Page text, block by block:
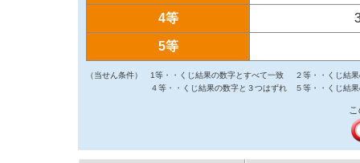
4等
5等
（当せん条件） 1等・・くじ結果の数字とすべて一致
２等・・くじ結
４等・・くじ結果の数字と３つはずれ
５等・・くじ結